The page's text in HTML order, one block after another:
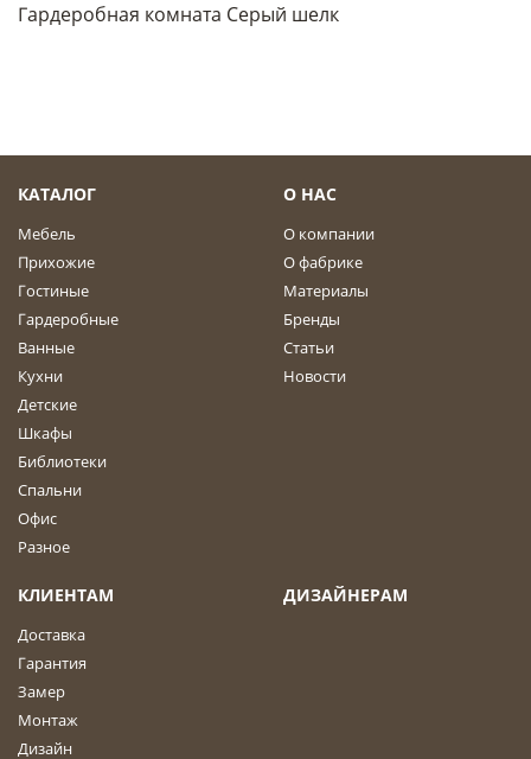
Гардеробная комната Серый шелк
КАТАЛОГ
Мебель
Прихожие
Гостиные
Гардеробные
Ванные
Кухни
Детские
Шкафы
Библиотеки
Спальни
Офис
Разное
О НАС
О компании
О фабрике
Материалы
Бренды
Статьи
Новости
КЛИЕНТАМ
Доставка
Гарантия
Замер
Монтаж
Дизайн
ДИЗАЙНЕРАМ